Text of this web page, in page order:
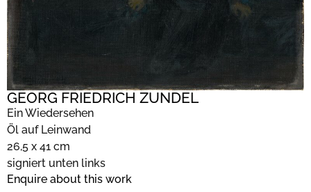
GEORG FRIEDRICH ZUNDEL
Ein Wiedersehen
Öl auf Leinwand
26,5 x 41 cm
signiert unten links
Enquire about this work